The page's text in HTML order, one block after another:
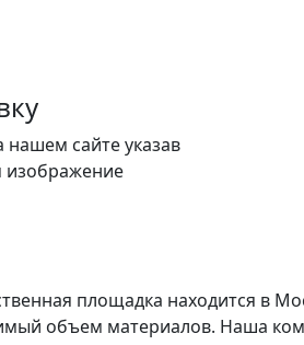
сайте указав
изображение
площадка находится в
объем материалов. Наша